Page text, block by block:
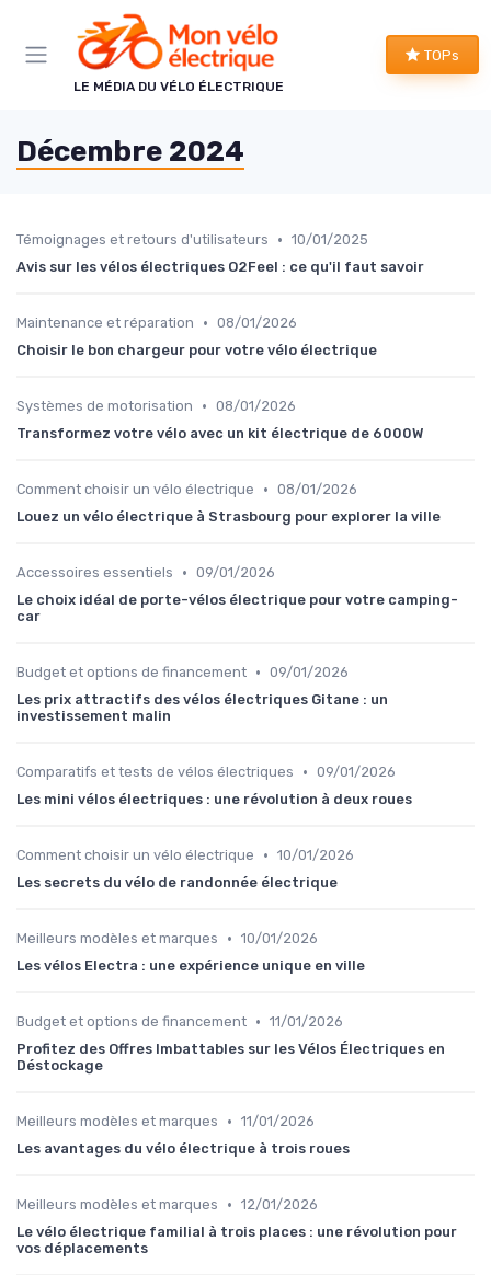
LE MÉDIA DU VÉLO ÉLECTRIQUE
TOPs
Décembre 2024
Témoignages et retours d'utilisateurs • 10/01/2025
Avis sur les vélos électriques O2Feel : ce qu'il faut savoir
Maintenance et réparation • 08/01/2026
Choisir le bon chargeur pour votre vélo électrique
Systèmes de motorisation • 08/01/2026
Transformez votre vélo avec un kit électrique de 6000W
Comment choisir un vélo électrique • 08/01/2026
Louez un vélo électrique à Strasbourg pour explorer la ville
Accessoires essentiels • 09/01/2026
Le choix idéal de porte-vélos électrique pour votre camping-
car
Budget et options de financement • 09/01/2026
Les prix attractifs des vélos électriques Gitane : un
investissement malin
Comparatifs et tests de vélos électriques • 09/01/2026
Les mini vélos électriques : une révolution à deux roues
Comment choisir un vélo électrique • 10/01/2026
Les secrets du vélo de randonnée électrique
Meilleurs modèles et marques • 10/01/2026
Les vélos Electra : une expérience unique en ville
Budget et options de financement • 11/01/2026
Profitez des Offres Imbattables sur les Vélos Électriques en
Déstockage
Meilleurs modèles et marques • 11/01/2026
Les avantages du vélo électrique à trois roues
Meilleurs modèles et marques • 12/01/2026
Le vélo électrique familial à trois places : une révolution pour
vos déplacements
Panneau de gestion des cookies